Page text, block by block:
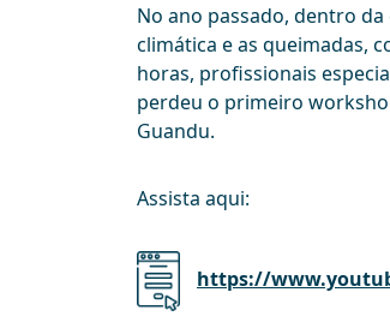
No ano passado, dentro
climática e as queimadas,
horas, profissionais
perdeu o primeiro
Guandu.
Assista aqui:
https://